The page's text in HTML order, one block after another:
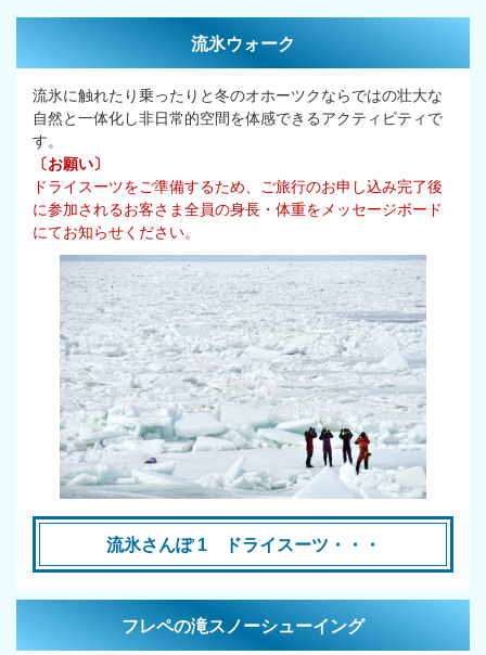
流氷ウォーク
流氷に触れたり乗ったりと冬のオホーツクならではの壮大な
自然と一体化し非日常的空間を体感できるアクティビティで
す。
〔お願い〕
ドライスーツをご準備するため、ご旅行のお申し込み完了後
に参加されるお客さま全員の身長・体重をメッセージボード
にてお知らせください。
流氷さんぽ 1 ドライスーツ・・・
フレペの滝スノーシューイング